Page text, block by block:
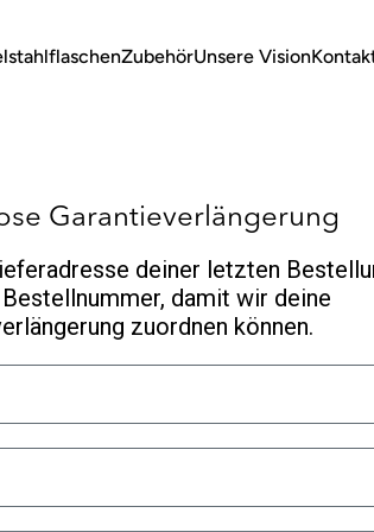
ZubehörUnsere Vision
Garantieverlängerung
deiner letzten
damit wir deine
zuordnen können.